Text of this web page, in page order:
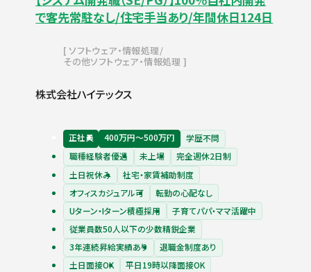
で客先常駐なし/住宅手当あり/年間休日124日
ソフトウェア・情報処理
その他ソフトウェア・情報処理
株式会社ハイテックス
正社員 400万円〜500万円
学歴不問
職種経験者優遇
未上場
完全週休2日制
土日祝休み
社宅・家賃補助制度
オフィスカジュアル可
転勤の心配なし
Uターン・Iターン積極採用
子育てパパ・ママ活躍中
従業員数50人以下の少数精鋭企業
3年連続昇給実績あり
退職金制度あり
土日面接OK
平日19時以降面接OK